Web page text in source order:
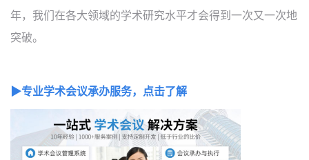
年，我们在各大领域的学术研究水平才会得到一次又一次地
突破。
▶专业学术会议承办服务，点击了解